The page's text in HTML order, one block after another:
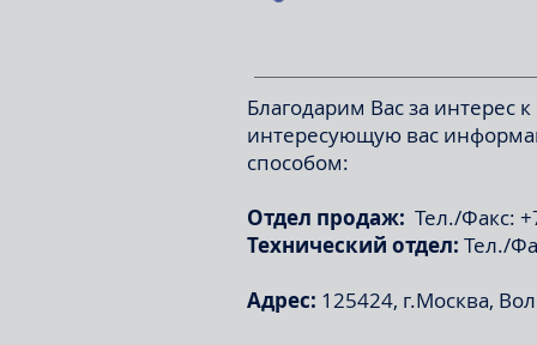
Благодарим Вас за
интересующую вас
способом:
Отдел продаж: Тел./Факс:
Технический отдел: Тел./
Адрес: 125424, г.Москва,